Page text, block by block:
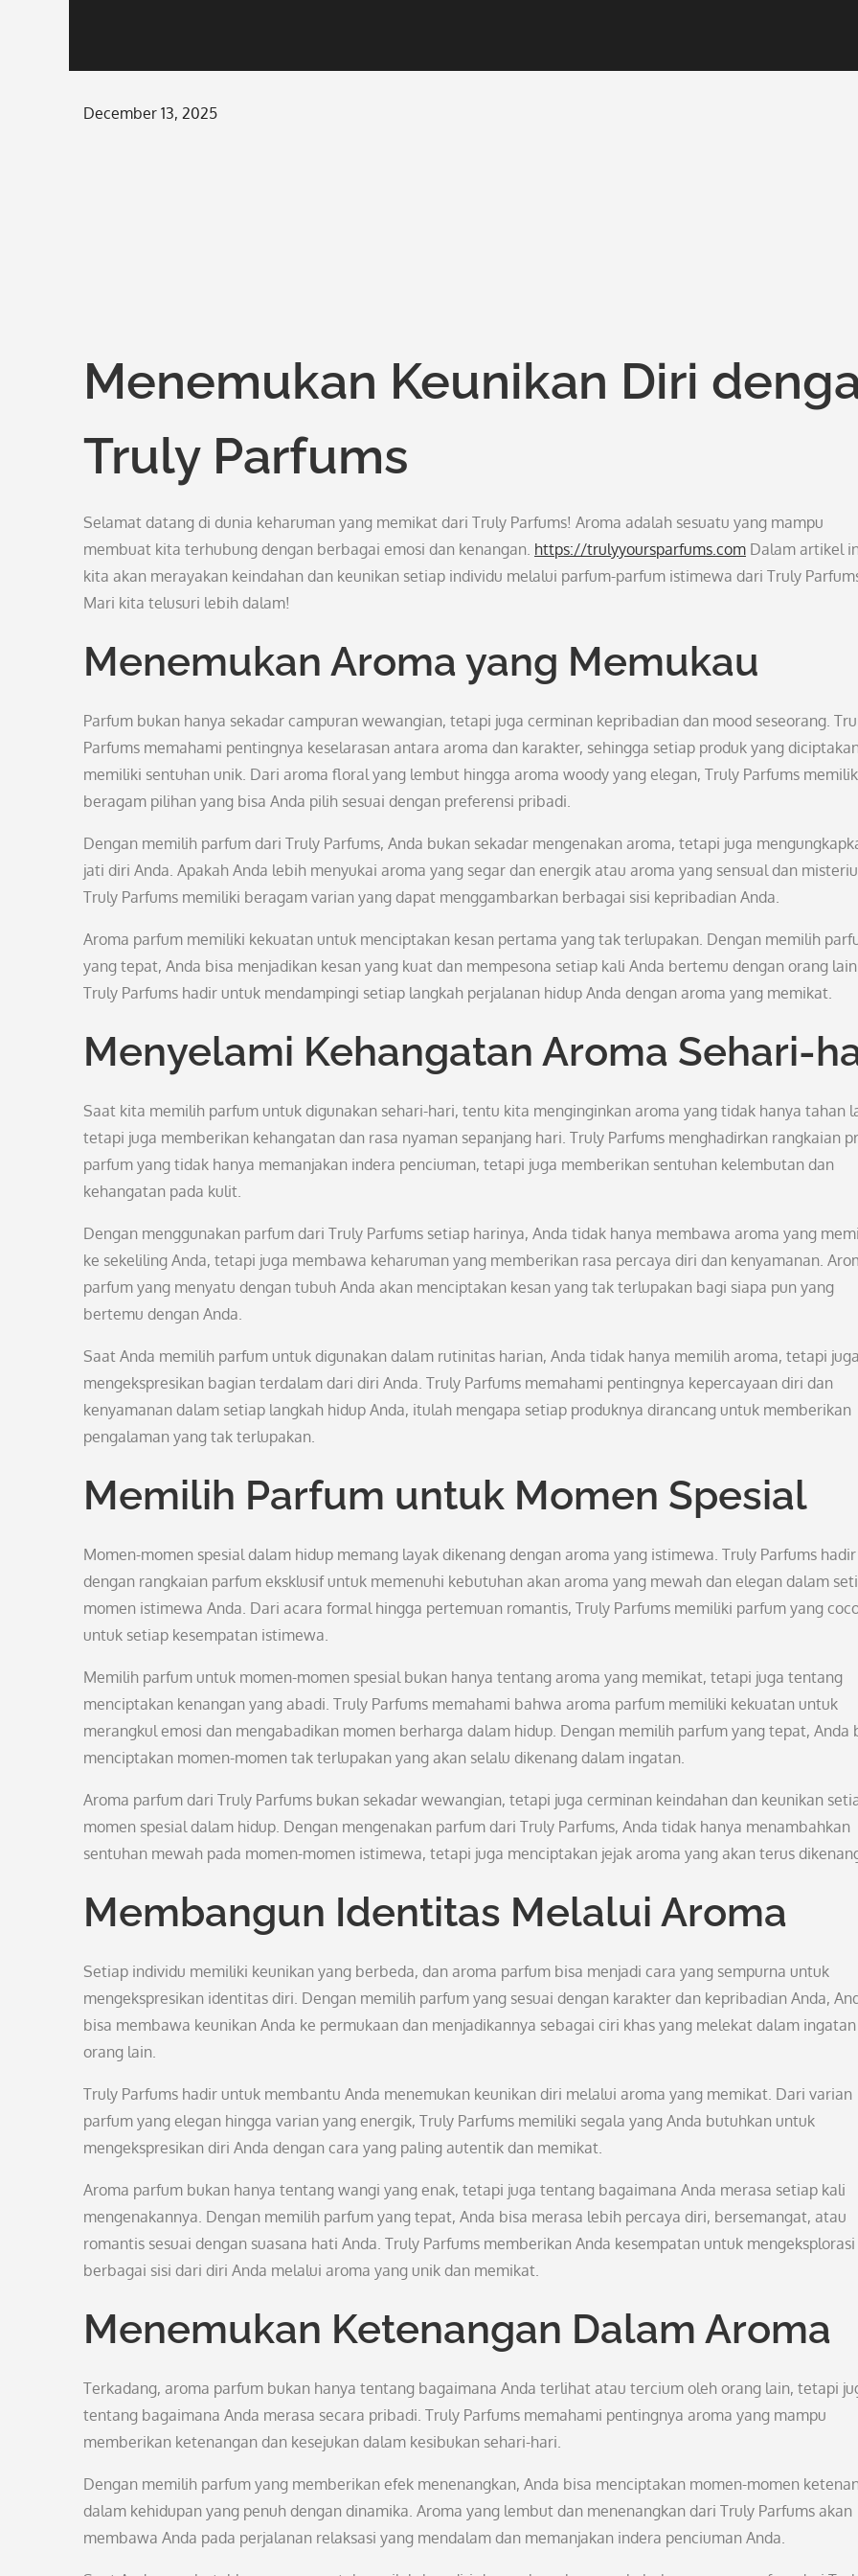
Posted
December 13, 2025
Menemukan Keunikan Diri
Truly Parfums
Selamat datang di dunia keharuman yang memikat dari Truly Parfums! Aroma adalah sesuatu yang mampu
membuat kita terhubung dengan berbagai emosi dan kenangan. https://trulyyoursparfums.com Dalam artikel
kita akan merayakan keindahan dan keunikan setiap individu melalui parfum-parfum istimewa dari Truly
Mari kita telusuri lebih dalam!
Menemukan Aroma yang Memukau
Parfum bukan hanya sekadar campuran wewangian, tetapi juga cerminan kepribadian dan mood seseorang.
Parfums memahami pentingnya keselarasan antara aroma dan karakter, sehingga setiap produk yang
memiliki sentuhan unik. Dari aroma floral yang lembut hingga aroma woody yang elegan, Truly Parfums
beragam pilihan yang bisa Anda pilih sesuai dengan preferensi pribadi.
Dengan memilih parfum dari Truly Parfums, Anda bukan sekadar mengenakan aroma, tetapi juga
jati diri Anda. Apakah Anda lebih menyukai aroma yang segar dan energik atau aroma yang sensual dan
Truly Parfums memiliki beragam varian yang dapat menggambarkan berbagai sisi kepribadian Anda.
Aroma parfum memiliki kekuatan untuk menciptakan kesan pertama yang tak terlupakan. Dengan memilih
yang tepat, Anda bisa menjadikan kesan yang kuat dan mempesona setiap kali Anda bertemu dengan orang
Truly Parfums hadir untuk mendampingi setiap langkah perjalanan hidup Anda dengan aroma yang memikat.
Menyelami Kehangatan Aroma Sehari-
Saat kita memilih parfum untuk digunakan sehari-hari, tentu kita menginginkan aroma yang tidak hanya tahan
tetapi juga memberikan kehangatan dan rasa nyaman sepanjang hari. Truly Parfums menghadirkan rangkaian
parfum yang tidak hanya memanjakan indera penciuman, tetapi juga memberikan sentuhan kelembutan dan
kehangatan pada kulit.
Dengan menggunakan parfum dari Truly Parfums setiap harinya, Anda tidak hanya membawa aroma yang
ke sekeliling Anda, tetapi juga membawa keharuman yang memberikan rasa percaya diri dan kenyamanan.
parfum yang menyatu dengan tubuh Anda akan menciptakan kesan yang tak terlupakan bagi siapa pun yang
bertemu dengan Anda.
Saat Anda memilih parfum untuk digunakan dalam rutinitas harian, Anda tidak hanya memilih aroma, tetapi juga
mengekspresikan bagian terdalam dari diri Anda. Truly Parfums memahami pentingnya kepercayaan diri dan
kenyamanan dalam setiap langkah hidup Anda, itulah mengapa setiap produknya dirancang untuk memberikan
pengalaman yang tak terlupakan.
Memilih Parfum untuk Momen Spesial
Momen-momen spesial dalam hidup memang layak dikenang dengan aroma yang istimewa. Truly Parfums hadir
dengan rangkaian parfum eksklusif untuk memenuhi kebutuhan akan aroma yang mewah dan elegan dalam
momen istimewa Anda. Dari acara formal hingga pertemuan romantis, Truly Parfums memiliki parfum yang
untuk setiap kesempatan istimewa.
Memilih parfum untuk momen-momen spesial bukan hanya tentang aroma yang memikat, tetapi juga tentang
menciptakan kenangan yang abadi. Truly Parfums memahami bahwa aroma parfum memiliki kekuatan untuk
merangkul emosi dan mengabadikan momen berharga dalam hidup. Dengan memilih parfum yang tepat, Anda
menciptakan momen-momen tak terlupakan yang akan selalu dikenang dalam ingatan.
Aroma parfum dari Truly Parfums bukan sekadar wewangian, tetapi juga cerminan keindahan dan keunikan
momen spesial dalam hidup. Dengan mengenakan parfum dari Truly Parfums, Anda tidak hanya menambahkan
sentuhan mewah pada momen-momen istimewa, tetapi juga menciptakan jejak aroma yang akan terus
Membangun Identitas Melalui Aroma
Setiap individu memiliki keunikan yang berbeda, dan aroma parfum bisa menjadi cara yang sempurna untuk
mengekspresikan identitas diri. Dengan memilih parfum yang sesuai dengan karakter dan kepribadian Anda,
bisa membawa keunikan Anda ke permukaan dan menjadikannya sebagai ciri khas yang melekat dalam ingatan
orang lain.
Truly Parfums hadir untuk membantu Anda menemukan keunikan diri melalui aroma yang memikat. Dari varian
parfum yang elegan hingga varian yang energik, Truly Parfums memiliki segala yang Anda butuhkan untuk
mengekspresikan diri Anda dengan cara yang paling autentik dan memikat.
Aroma parfum bukan hanya tentang wangi yang enak, tetapi juga tentang bagaimana Anda merasa setiap kali
mengenakannya. Dengan memilih parfum yang tepat, Anda bisa merasa lebih percaya diri, bersemangat, atau
romantis sesuai dengan suasana hati Anda. Truly Parfums memberikan Anda kesempatan untuk mengeksplorasi
berbagai sisi dari diri Anda melalui aroma yang unik dan memikat.
Menemukan Ketenangan Dalam Aroma
Terkadang, aroma parfum bukan hanya tentang bagaimana Anda terlihat atau tercium oleh orang lain, tetapi
tentang bagaimana Anda merasa secara pribadi. Truly Parfums memahami pentingnya aroma yang mampu
memberikan ketenangan dan kesejukan dalam kesibukan sehari-hari.
Dengan memilih parfum yang memberikan efek menenangkan, Anda bisa menciptakan momen-momen
dalam kehidupan yang penuh dengan dinamika. Aroma yang lembut dan menenangkan dari Truly Parfums akan
membawa Anda pada perjalanan relaksasi yang mendalam dan memanjakan indera penciuman Anda.